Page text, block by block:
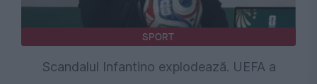
SPORT
Scandalul Infantino explodează. UEFA a